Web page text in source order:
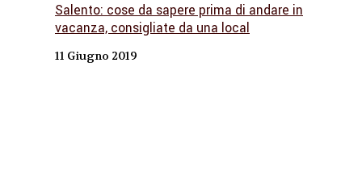
Salento: cose da sapere prima di andare in
vacanza, consigliate da una local
11 Giugno 2019